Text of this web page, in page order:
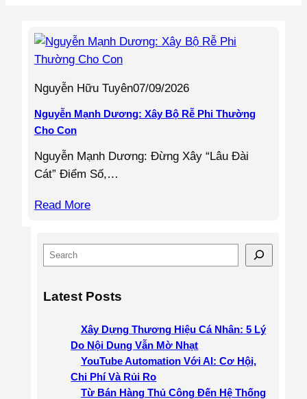
Nguyễn Hữu Tuyên07/09/2026
Nguyễn Mạnh Dương: Xây Bộ Rễ Phi Thường
Cho Con
Nguyễn Mạnh Dương: Đừng Xây “Lâu Đài
Cát” Điểm Số,…
Read More
S
e
r
Latest Posts
Xây Dựng Thương Hiệu Cá Nhân: 5 Lý
Do Nội Dung Vẫn Mờ Nhạt
YouTube Automation Với AI: Cơ Hội,
Chi Phí Và Rủi Ro
Từ Bán Hàng Thủ Công Đến Hệ Thống